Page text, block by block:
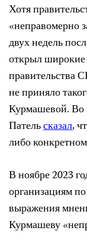
Хотя
«неправомерно
двух недель
открыл
правительства
не приняло
Курмашевой. Во
Пательсказал,
либо
В ноябре 2023
организациям
выражения
Курмашеву